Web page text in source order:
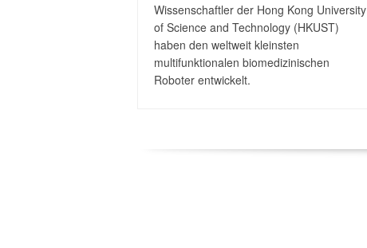
Wissenschaftler der Hong Kong University
of Science and Technology (HKUST)
haben den weltweit kleinsten
multifunktionalen biomedizinischen
Roboter entwickelt.